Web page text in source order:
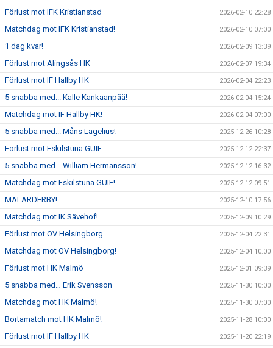
Förlust mot IFK Kristianstad 2026-02-10 22:28
Matchdag mot IFK Kristianstad! 2026-02-10 07:00
1 dag kvar! 2026-02-09 13:39
Förlust mot Alingsås HK 2026-02-07 19:34
Förlust mot IF Hallby HK 2026-02-04 22:23
5 snabba med... Kalle Kankaanpää! 2026-02-04 15:24
Matchdag mot IF Hallby HK! 2026-02-04 07:00
5 snabba med... Måns Lagelius! 2025-12-26 10:28
Förlust mot Eskilstuna GUIF 2025-12-12 22:37
5 snabba med... William Hermansson! 2025-12-12 16:32
Matchdag mot Eskilstuna GUIF! 2025-12-12 09:51
MÄLARDERBY! 2025-12-10 17:56
Matchdag mot IK Sävehof! 2025-12-09 10:29
Förlust mot OV Helsingborg 2025-12-04 22:31
Matchdag mot OV Helsingborg! 2025-12-04 10:00
Förlust mot HK Malmö 2025-12-01 09:39
5 snabba med… Erik Svensson 2025-11-30 10:00
Matchdag mot HK Malmö! 2025-11-30 07:00
Bortamatch mot HK Malmö! 2025-11-28 10:00
Förlust mot IF Hallby HK 2025-11-20 22:19